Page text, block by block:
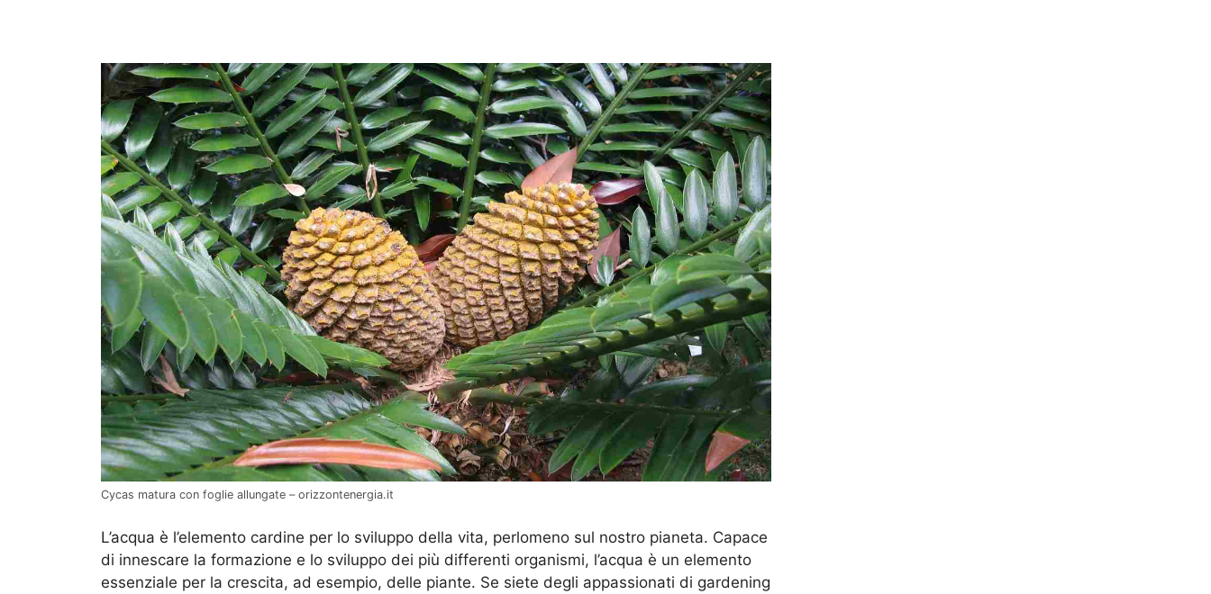
Cycas matura con foglie allungate – orizzontenergia.it
L’acqua è l’elemento cardine per lo sviluppo della vita, perlomeno sul nostro pianeta. Capace
di innescare la formazione e lo sviluppo dei più differenti organismi, l’acqua è un elemento
essenziale per la crescita, ad esempio, delle piante. Se siete degli appassionati di gardening